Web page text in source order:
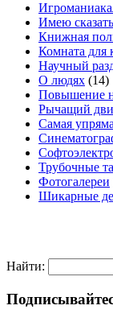
Имею
Книжная
Комната для
Научный
О людях (14)
Повышение
Рычащий
Самая
Трубочные
Фотогалереи
Шикарные
Найти: